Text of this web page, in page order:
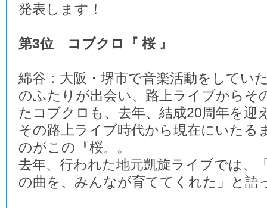
発表します！
第3位 コブクロ『 桜 』
綿谷：大阪・堺市で音楽活動をしてい
のふたりが出会い、路上ライブからそ
たコブクロも、去年、結成20周年を迎
その路上ライブ時代から現在にいたる
のがこの『桜』。
去年、行われた地元凱旋ライブでは、
の曲を、みんなが育ててくれた」と語